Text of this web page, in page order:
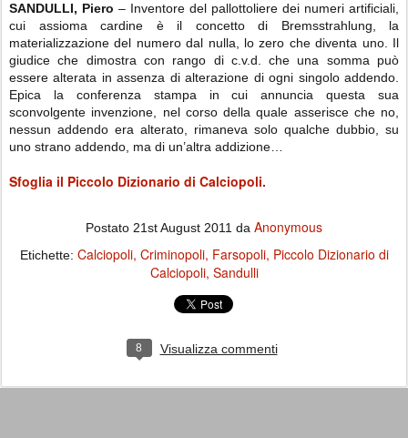
SANDULLI, Piero – Inventore del pallottoliere dei numeri artificiali,
cui assioma cardine è il concetto di Bremsstrahlung, la
materializzazione del numero dal nulla, lo zero che diventa uno. Il
giudice che dimostra con rango di c.v.d. che una somma può
essere alterata in assenza di alterazione di ogni singolo addendo.
Epica la conferenza stampa in cui annuncia questa sua
sconvolgente invenzione, nel corso della quale asserisce che no,
nessun addendo era alterato, rimaneva solo qualche dubbio, su
uno strano addendo, ma di un’altra addizione…
Sfoglia il Piccolo Dizionario di Calciopoli.
Postato 21st August 2011 da Anonymous
Etichette: Calciopoli Criminopoli Farsopoli Piccolo Dizionario di
Calciopoli Sandulli
8 Visualizza commenti